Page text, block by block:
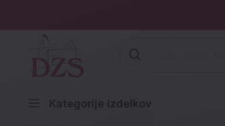
Kategorije izdelkov